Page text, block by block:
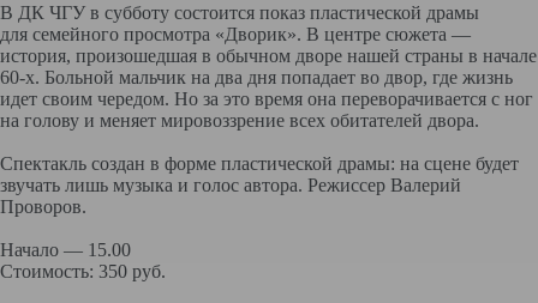
В ДК ЧГУ в субботу состоится показ пластической драмы
для семейного просмотра «Дворик». В центре сюжета —
история, произошедшая в обычном дворе нашей страны в начале
60-х. Больной мальчик на два дня попадает во двор, где жизнь
идет своим чередом. Но за это время она переворачивается с ног
на голову и меняет мировоззрение всех обитателей двора.
Спектакль создан в форме пластической драмы: на сцене будет
звучать лишь музыка и голос автора. Режиссер Валерий
Проворов.
Начало — 15.00
Стоимость: 350 руб.